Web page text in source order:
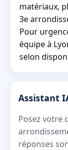
matériaux,
3e
Pour
équipe à
selon
Assistant
Posez votre
réponses